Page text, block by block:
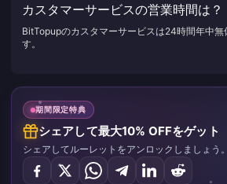
カスタマーサービスの営業時間は？
BitTopupのカスタマーサービスは24時間年中無
す。
期間限定特典
シェアして最大10% OFFをゲット
シェアしてルーレットをアンロックしましょう。